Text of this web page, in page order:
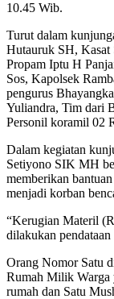
10.45 Wib.
Turut dalam
Hutauruk SH,
Propam Iptu H
Sos, Kapolsek
pengurus
Yuliandra, Tim dari
Personil koramil 02
Dalam kegiatan
Setiyono SIK MH
memberikan
menjadi korban
“Kerugian Materil
dilakukan
Orang Nomor Satu
Rumah Milik Warga
rumah dan Satu